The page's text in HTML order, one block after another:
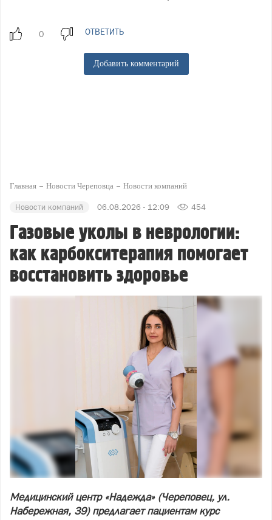
ОТВЕТИТЬ
Добавить комментарий
Главная Новости Череповца Новости компаний
Новости компаний 06.08.2026 - 12:09 454
Газовые уколы в неврологии:
как карбокситерапия помогает
восстановить здоровье
Медицинский центр «Надежда» (Череповец, ул.
Набережная, 39) предлагает пациентам курс